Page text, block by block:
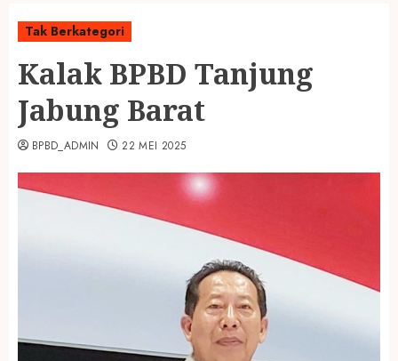
Tak Berkategori
Kalak BPBD Tanjung
Jabung Barat
BPBD_ADMIN 22 MEI 2025